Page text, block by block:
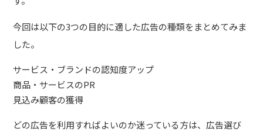
今回は以下の3つの目的に適した広告の種類をまとめてみま
した。
サービス・ブランドの認知度アップ
商品・サービスのPR
見込み顧客の獲得
どの広告を利用すればよいのか迷っている方は、広告選び